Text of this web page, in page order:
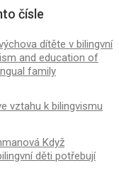
čísle
dítěte v bilingvní
and education of
family
vztahu k bilingvismu
Když
děti potřebují